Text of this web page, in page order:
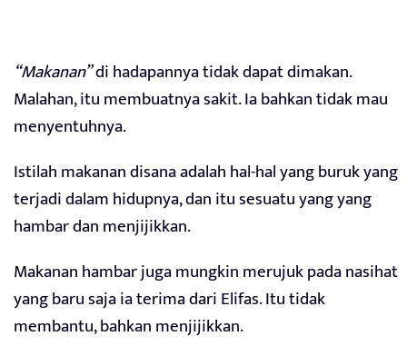
“Makanan”di hadapannya tidak dapat dimakan.
Malahan, itu membuatnya sakit. Ia bahkan tidak mau
menyentuhnya.
Istilah makanan disana adalah hal-hal yang buruk yang
terjadi dalam hidupnya, dan itu sesuatu yang yang
hambar dan menjijikkan.
Makanan hambar juga mungkin merujuk pada nasihat
yang baru saja ia terima dari Elifas. Itu tidak
membantu, bahkan menjijikkan.